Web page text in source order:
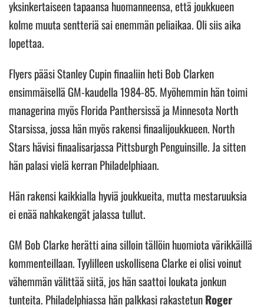
yksinkertaiseen tapaansa huomanneensa, että joukkueen
kolme muuta sentteriä sai enemmän peliaikaa. Oli siis aika
lopettaa.
Flyers pääsi Stanley Cupin finaaliin heti Bob Clarken
ensimmäisellä GM-kaudella 1984-85. Myöhemmin hän toimi
managerina myös Florida Panthersissä ja Minnesota North
Starsissa, jossa hän myös rakensi finaalijoukkueen. North
Stars hävisi finaalisarjassa Pittsburgh Penguinsille. Ja sitten
hän palasi vielä kerran Philadelphiaan.
Hän rakensi kaikkialla hyviä joukkueita, mutta mestaruuksia
ei enää nahkakengät jalassa tullut.
GM Bob Clarke herätti aina silloin tällöin huomiota värikkäillä
kommenteillaan. Tyylilleen uskollisena Clarke ei olisi voinut
vähemmän välittää siitä, jos hän saattoi loukata jonkun
tunteita. Philadelphiassa hän palkkasi rakastetunRoger